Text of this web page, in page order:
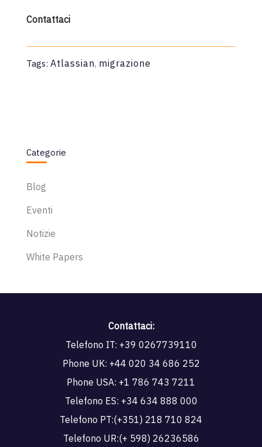
Contattaci
Tags: Atlassian, migrazione
Categorie
Blog
Eventi
Notizie
White Papers
Contattaci:
Telefono IT: +39 0267739110
Phone UK: +44 020 34 686 252
Phone USA: +1 786 743 7211
Telefono ES: +34 634 888 000
Telefono PT:(+351) 218 710 824
Telefono UR:(+ 598) 26236586